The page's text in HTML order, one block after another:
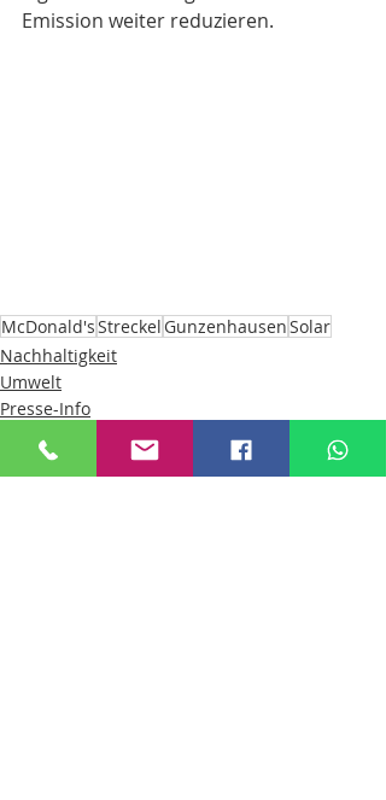
Emission weiter reduzieren.
McDonald'sStreckel GunzenhausenSolar
Nachhaltigkeit
Umwelt
Presse-Info